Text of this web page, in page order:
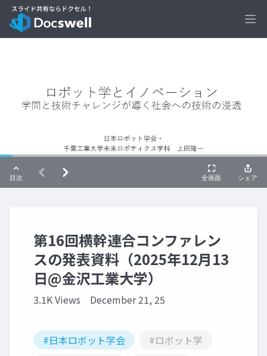
第16回横幹連合コンファレン
スの発表資料（2025年12月13
日@金沢工業大学）
3.1K Views December 21, 25
#日本ロボット学会
#ロボット学